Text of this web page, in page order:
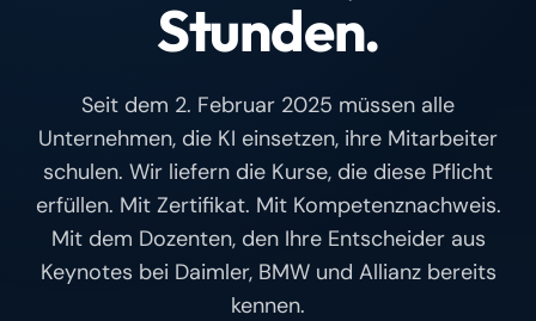
Stunden.
Seit dem 2. Februar 2025 müssen alle
Unternehmen, die KI einsetzen, ihre Mitarbeiter
schulen. Wir liefern die Kurse, die diese Pflicht
erfüllen. Mit Zertifikat. Mit Kompetenznachweis.
Mit dem Dozenten, den Ihre Entscheider aus
Keynotes bei Daimler, BMW und Allianz bereits
kennen.